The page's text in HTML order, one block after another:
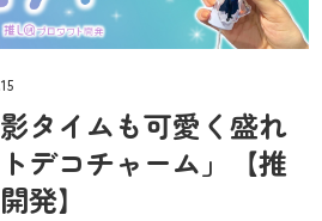
タイムも可愛く盛れ
デコチャーム」【推
発】